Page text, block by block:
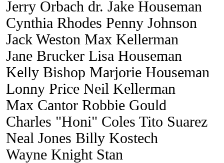
Jerry Orbach dr. Jake Houseman
Cynthia Rhodes Penny Johnson
Jack Weston Max Kellerman
Jane Brucker Lisa Houseman
Kelly Bishop Marjorie Houseman
Lonny Price Neil Kellerman
Max Cantor Robbie Gould
Charles "Honi" Coles Tito Suarez
Neal Jones Billy Kostech
Wayne Knight Stan